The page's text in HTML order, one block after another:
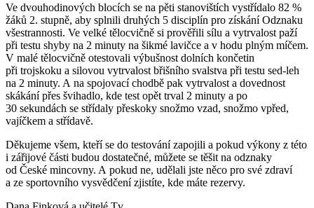
Ve dvouhodinových blocích se na pěti stanovištích vystřídalo 82 %
žáků 2. stupně, aby splnili druhých 5 disciplín pro získání Odznaku
všestrannosti. Ve velké tělocvičně si prověřili sílu a vytrvalost paží
při testu shyby na 2 minuty na šikmé lavičce a v hodu plným míčem.
V malé tělocvičně otestovali výbušnost dolních končetin
při trojskoku a silovou vytrvalost břišního svalstva při testu sed-leh
na 2 minuty. A na spojovací chodbě pak vytrvalost a dovednost
skákání přes švihadlo, kde test opět trval 2 minuty a po
30 sekundách se střídaly přeskoky snožmo vzad, snožmo vpřed,
vajíčkem a střídavě.
Děkujeme všem, kteří se do testování zapojili a pokud výkony z této
i zářijové části budou dostatečné, můžete se těšit na odznaky
od České mincovny. A pokud ne, udělali jste něco pro své zdraví
a ze sportovního vysvědčení zjistíte, kde máte rezervy.